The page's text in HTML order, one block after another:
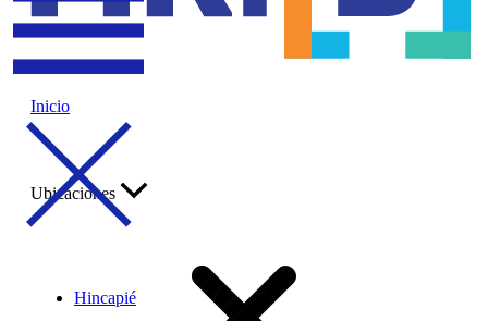
Inicio
Ubicaciones
Hincapié